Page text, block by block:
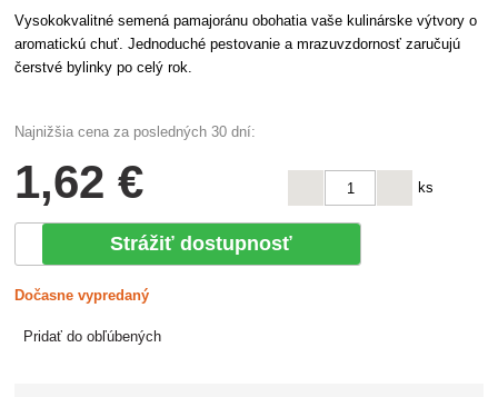
Vysokokvalitné semená pamajoránu obohatia vaše kulinárske výtvory o
aromatickú chuť. Jednoduché pestovanie a mrazuvzdornosť zaručujú
čerstvé bylinky po celý rok.
Najnižšia cena za posledných 30 dní:
1,62 € ks
Strážiť dostupnosť
Dočasne vypredaný
Pridať do obľúbených